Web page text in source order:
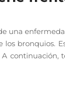
una
bronquios.
A continuación,